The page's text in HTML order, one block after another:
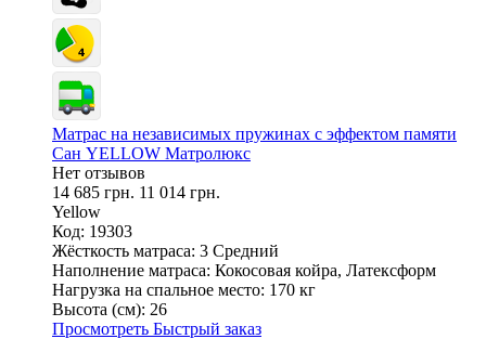
Матрас на независимых пружинах с эффектом памяти
Сан YELLOW Матролюкс
Нет отзывов
14 685 грн. 11 014 грн.
Yellow
Код: 19303
Жёсткость матраса: 3 Средний
Наполнение матраса: Кокосовая койра, Латексформ
Нагрузка на спальное место: 170 кг
Высота (см): 26
Просмотреть Быстрый заказ